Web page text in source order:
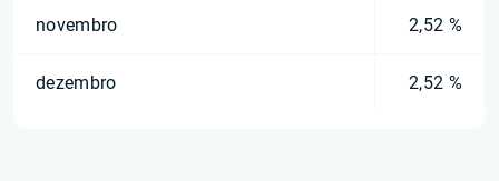
novembro 2,52 %
dezembro 2,52 %